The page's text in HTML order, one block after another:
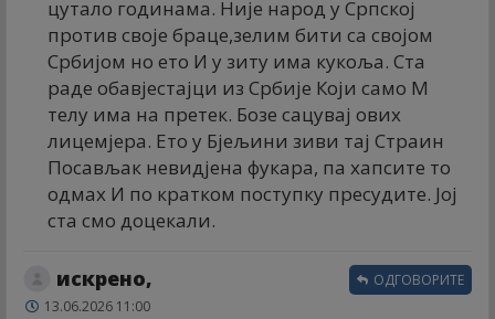
цутало годинама. Није народ у Српској
против своје браце,зелим бити са својом
Србијом но ето И у зиту има кукоља. Ста
раде обавјестајци из Србије Који само М
телу има на претек. Бозе сацувај ових
лицемјера. Ето у Бјељини зиви тај Страин
Посављак невидјена фукара, па хапсите то
одмах И по кратком поступку пресудите. Јој
ста смо доцекали.
искрено,
13.06.2026 11:00
ОДГОВОРИТЕ